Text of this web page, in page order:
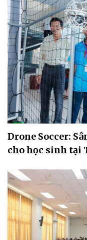
Drone Soccer:
cho học sinh tại